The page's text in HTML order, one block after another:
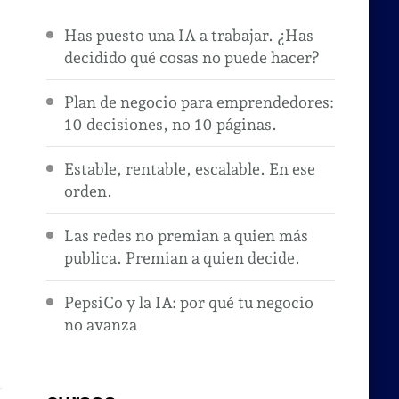
Has puesto una IA a trabajar. ¿Has
decidido qué cosas no puede hacer?
Plan de negocio para emprendedores:
10 decisiones, no 10 páginas.
Estable, rentable, escalable. En ese
orden.
Las redes no premian a quien más
publica. Premian a quien decide.
PepsiCo y la IA: por qué tu negocio
no avanza